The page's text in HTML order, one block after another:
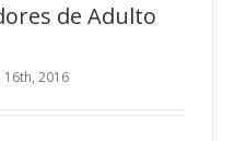
de Adulto
2016